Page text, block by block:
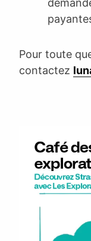
Pour toute
contactez